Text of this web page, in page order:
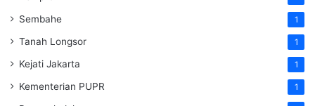
Sembahe 1
Tanah Longsor 1
Kejati Jakarta 1
Kementerian PUPR 1